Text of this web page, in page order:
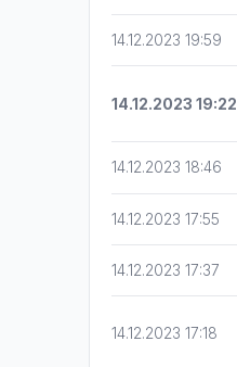
14.12.2023 19:59
14.12.2023 19:22
14.12.2023 18:46
14.12.2023 17:55
14.12.2023 17:37
14.12.2023 17:18